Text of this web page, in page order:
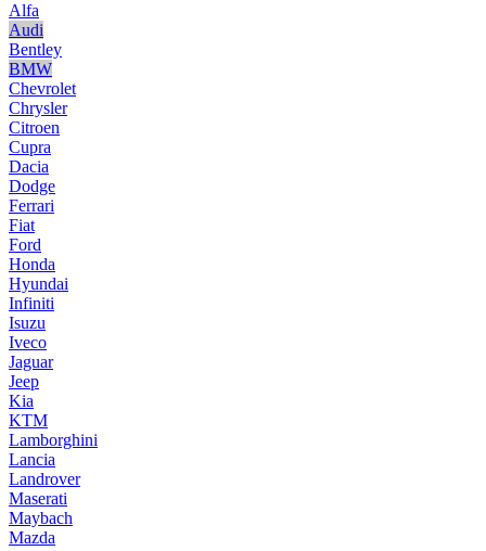
Alfa
Audi
Bentley
BMW
Chevrolet
Chrysler
Citroen
Cupra
Dacia
Dodge
Ferrari
Fiat
Ford
Honda
Hyundai
Infiniti
Isuzu
Iveco
Jaguar
Jeep
Kia
KTM
Lamborghini
Lancia
Landrover
Maserati
Maybach
Mazda